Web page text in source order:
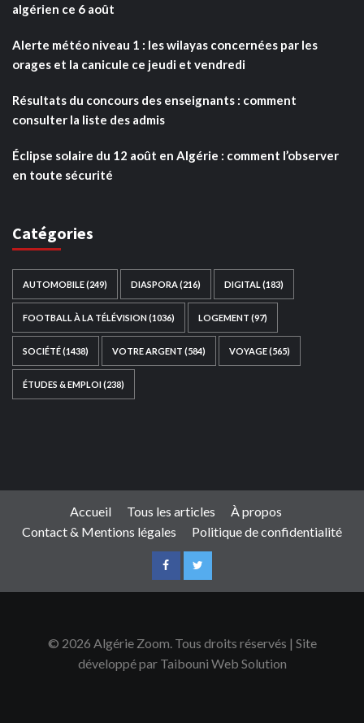
algérien ce 6 août
Alerte météo niveau 1 : les wilayas concernées par les
orages et la canicule ce jeudi et vendredi
Résultats du concours des enseignants : comment
consulter la liste des admis
Éclipse solaire du 12 août en Algérie : comment l’observer
en toute sécurité
Catégories
AUTOMOBILE(249) DIASPORA (216) DIGITAL (183)
FOOTBALL À LA TÉLÉVISION(1036) LOGEMENT (97)
SOCIÉTÉ(1438) VOTRE ARGENT (584) VOYAGE(565)
ÉTUDES & EMPLOI(238)
Accueil Tous les articles
À propos
Contact & Mentions légales
Politique de confidentialité
© 2026 Algérie Zoom. Tous droits réservés | Site
développé par Taibouni Web Solution